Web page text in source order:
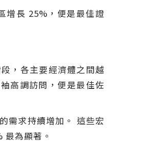
增長 25%，便是最佳證
，各主要經濟體之間越
高調訪問，便是最佳佐
需求持續增加。 這些宏
為顯著。